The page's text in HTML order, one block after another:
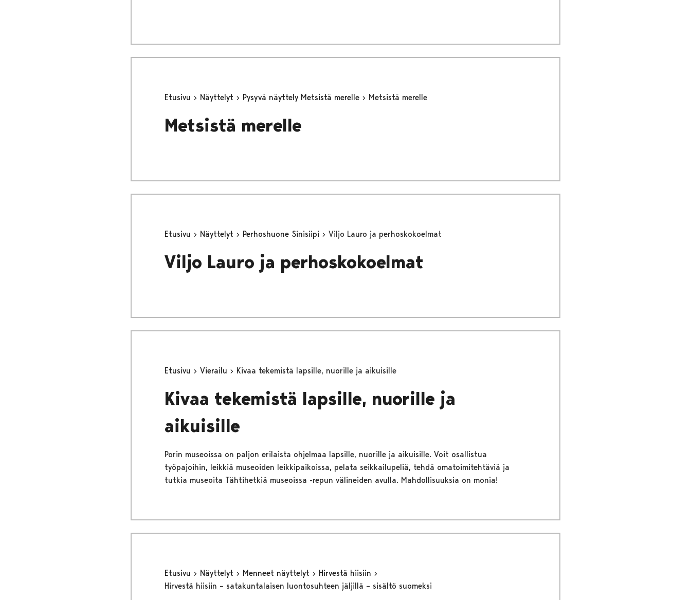
Etusivu Näyttelyt Pysyvä näyttely Metsistä merelle Metsistä merelle
Metsistä merelle
Etusivu Näyttelyt Perhoshuone Sinisiipi Viljo Lauro ja perhoskokoelmat
Viljo Lauro ja perhoskokoelmat
Etusivu Vierailu Kivaa tekemistä lapsille, nuorille ja aikuisille
Kivaa tekemistä lapsille, nuorille ja
aikuisille
Porin museoissa on paljon erilaista ohjelmaa lapsille, nuorille ja aikuisille. Voit osallistua
työpajoihin, leikkiä museoiden leikkipaikoissa, pelata seikkailupeliä, tehdä omatoimitehtäviä ja
tutkia museoita Tähtihetkiä museoissa -repun välineiden avulla. Mahdollisuuksia on monia!
Etusivu Näyttelyt Menneet näyttelyt
Hirvestä hiisiin
Hirvestä hiisiin – satakuntalaisen luontosuhteen jäljillä – sisältö suomeksi